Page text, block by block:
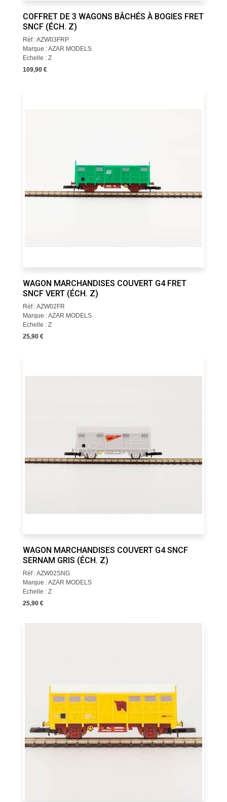
COFFRET DE 3 WAGONS BÂCHÉS À BOGIES FRET
SNCF (ÉCH. Z)
Réf : AZW03FRP
Marque : AZAR MODELS
Echelle : Z
109,90 €
WAGON MARCHANDISES COUVERT G4 FRET
SNCF VERT (ÉCH. Z)
Réf : AZW02FR
Marque : AZAR MODELS
Echelle : Z
25,90 €
WAGON MARCHANDISES COUVERT G4 SNCF
SERNAM GRIS (ÉCH. Z)
Réf : AZW02SNG
Marque : AZAR MODELS
Echelle : Z
25,90 €